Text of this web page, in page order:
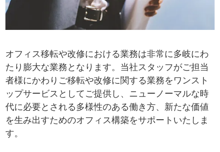
オフィス移転や改修における業務は非常に多岐にわ
たり膨大な業務となります。当社スタッフがご担当
者様にかわりご移転や改修に関する業務をワンスト
ップサービスとしてご提供し、ニューノーマルな時
代に必要とされる多様性のある働き方、新たな価値
を生み出すためのオフィス構築をサポートいたしま
す。